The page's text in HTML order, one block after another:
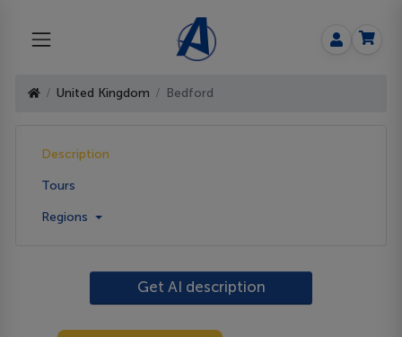
United Kingdom Bedford
Description
Tours
Regions
Get AI description